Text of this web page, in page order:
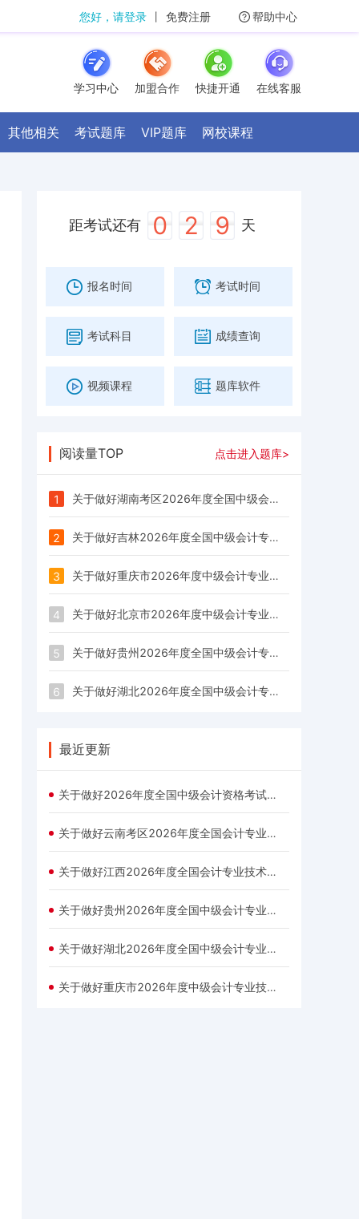
您好，请登录 丨 免费注册 帮助中心
学习中心 加盟合作 快捷开通 在线客服
其他相关 考试题库 VIP题库 网校课程
距考试还有 0 2 9 天
报名时间 考试时间
考试科目 成绩查询
视频课程 题库软件
阅读量TOP 点击进入题库>
1 关于做好湖南考区2026年度全国中级会计专业技术资格考试公告
2 关于做好吉林2026年度全国中级会计专业技术报名及考务日程等工作安排的通知
3 关于做好重庆市2026年度中级会计专业技术资格考试报名的通知
4 关于做好北京市2026年度中级会计专业技术资格考试报名及有关事项的通知
5 关于做好贵州2026年度全国中级会计专业技术资格考试考务日程安排及有关事项的通知
6 关于做好湖北2026年度全国中级会计专业技术资格考试考务日程安排及有关事项的通知
最近更新
关于做好2026年度全国中级会计资格考试考务日程安排及有关事项公布
关于做好云南考区2026年度全国会计专业技术中级资格考试报名公告
关于做好江西2026年度全国会计专业技术中级资格考试报名有关事项的公告
关于做好贵州2026年度全国中级会计专业技术资格考试考务日程安排及有关事项的通知
关于做好湖北2026年度全国中级会计专业技术资格考试考务日程安排及有关事项的通知
关于做好重庆市2026年度中级会计专业技术资格考试报名的通知